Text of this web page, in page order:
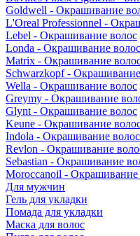
Goldwell - Окрашивание
L'Oreal Professionnel -
Lebel - Окрашивание волос
Londa - Окрашивание волос
Matrix - Окрашивание
Schwarzkopf -
Wella - Окрашивание волос
Greymy - Окрашивание
Glynt - Окрашивание волос
Keune - Окрашивание
Indola - Окрашивание волос
Revlon - Окрашивание
Sebastian - Окрашивание
Moroccanoil - Окрашивание
Для мужчин
Гель для укладки
Помада для укладки
Маска для волос